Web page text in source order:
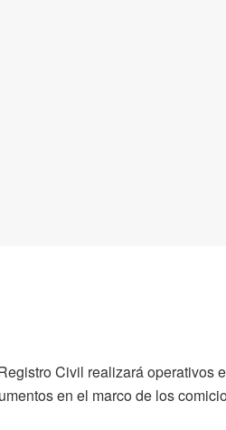
Civil realizará operativos
en el marco de los